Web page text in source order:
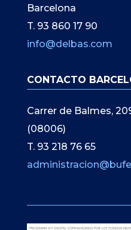
Barcelona
T. 93 860 17 90
info@delbas.com
CONTACTO
Carrer de Balmes,
(08006)
T. 93 218 76 65